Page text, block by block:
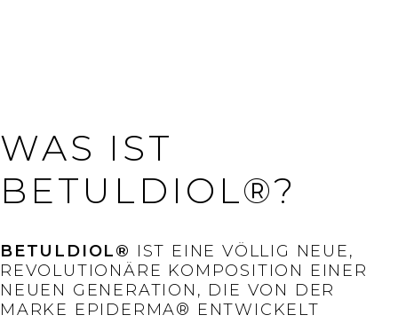
WAS IST
BETULDIOL®?
BETULDIOL® IST EINE VÖLLIG NEUE,
REVOLUTIONÄRE KOMPOSITION EINER
NEUEN GENERATION, DIE VON DER
MARKE EPIDERMA® ENTWICKELT